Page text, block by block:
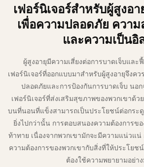
เฟอร์นิเจอร์สำหรับผู้สูงอ
เพื่อความปลอดภัย ควา
และความเป็นอิ
ผู้สูงอายุมีความเสี่ยงต่อการบาดเจ็บแล
เฟอร์นิเจอร์ที่ออกแบบมาสำหรับผู้สูงอายุจึงค
ปลอดภัยและการป้องกันการบาดเจ็บ นอ
เฟอร์นิเจอร์ที่ส่งเสริมสุขภาพของพวกเขาด้
บนที่นอนที่แข็งสามารถเป็นประโยชน์ต่อกระ
ยิ่งไปกว่านั้น การตอบสนองความต้องการขอ
ท้าทาย เนื่องจากพวกเขามักจะมีความแน่วแ
ความต้องการของพวกเขากับสิ่งที่ให้ประโยช
ต้องใช้ความพยายามอย่า